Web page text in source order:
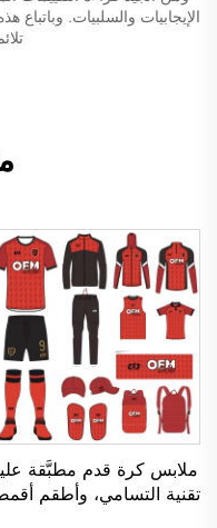
الإيجابيات والسلبيات. وباتباع
ملابس كرة قدم مطبَّقة
تقنية التسامي، وأطقم